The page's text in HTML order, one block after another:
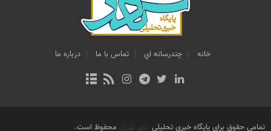
خانه چندرسانه اي تماس با ما درباره ما
تمامی حقوق برای پایگاه خبری تحلیلی شهر تهران محفوظ است.